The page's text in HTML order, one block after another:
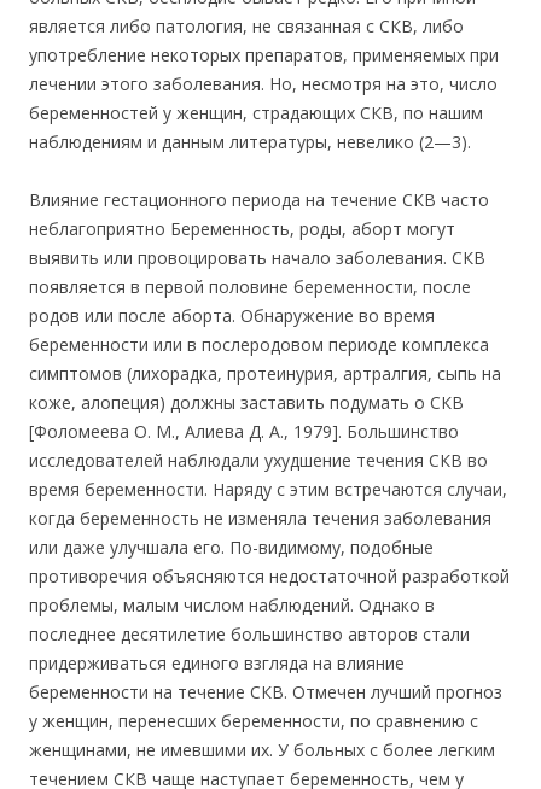
является либо патология, не связанная с СКВ, либо
употребление некоторых препаратов, применяемых при
лечении этого заболевания. Но, несмотря на это, число
беременностей у женщин, страдающих СКВ, по нашим
наблюдениям и данным литературы, невелико (2—3).
Влияние гестационного периода на течение СКВ часто
неблагоприятно Беременность, роды, аборт могут
выявить или провоцировать начало заболевания. СКВ
появляется в первой половине беременности, после
родов или после аборта. Обнаружение во время
беременности или в послеродовом периоде комплекса
симптомов (лихорадка, протеинурия, артралгия, сыпь на
коже, алопеция) должны заставить подумать о СКВ
[Фоломеева О. М., Алиева Д. А., 1979]. Большинство
исследователей наблюдали ухудшение течения СКВ во
время беременности. Наряду с этим встречаются случаи,
когда беременность не изменяла течения заболевания
или даже улучшала его. По-видимому, подобные
противоречия объясняются недостаточной разработкой
проблемы, малым числом наблюдений. Однако в
последнее десятилетие большинство авторов стали
придерживаться единого взгляда на влияние
беременности на течение СКВ. Отмечен лучший прогноз
у женщин, перенесших беременности, по сравнению с
женщинами, не имевшими их. У больных с более легким
течением СКВ чаще наступает беременность, чем у